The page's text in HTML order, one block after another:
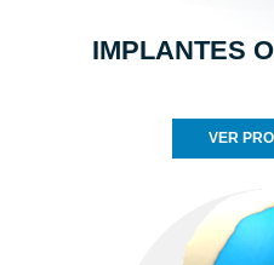
IMPLANTES
VER